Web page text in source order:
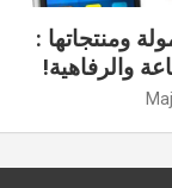
ومنتجاتها :
والرفاهية!